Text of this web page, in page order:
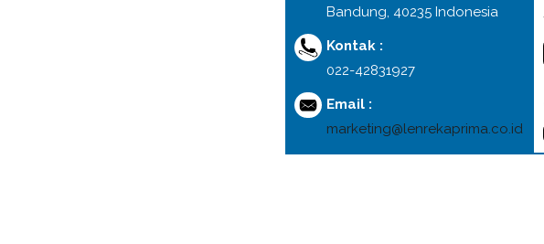
Bandung, 40235 Indonesia
Kontak :
022-42831927
Email :
marketing@lenrekaprima.co.id